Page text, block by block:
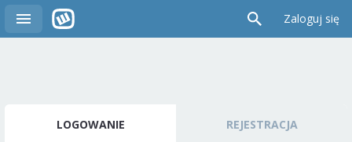
Zaloguj się
LOGOWANIE REJESTRACJA